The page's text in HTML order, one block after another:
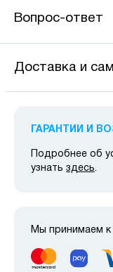
Вопрос-ответ
Доставка и
ГАРАНТИИ И
Подробнее об
узнать здесь.
Мы принимаем к